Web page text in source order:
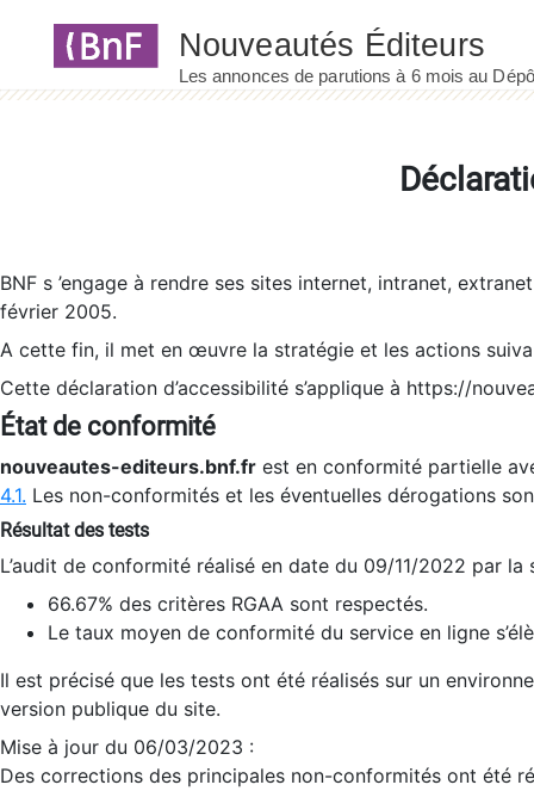
BNF s ’engage à rendre ses sites internet, intranet,
février 2005.
A cette fin, il met en œuvre la stratégie et les actions
Cette déclaration d’accessibilité s’applique à https://
État de conformité
nouveautes-editeurs.bnf.fr est en conformité partielle
4.1. Les non-conformités et les éventuelles dérogations
Résultat des tests
L’audit de conformité réalisé en date du 09/11/2022 par
66.67% des critères RGAA sont respectés.
Le taux moyen de conformité du service en ligne
Il est précisé que les tests ont été réalisés sur un
version publique du site.
Mise à jour du 06/03/2023 :
Des corrections des principales non-conformités ont été